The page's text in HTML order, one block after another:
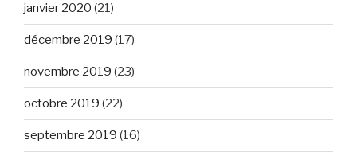
janvier 2020 (21)
décembre 2019 (17)
novembre 2019 (23)
octobre 2019 (22)
septembre 2019 (16)